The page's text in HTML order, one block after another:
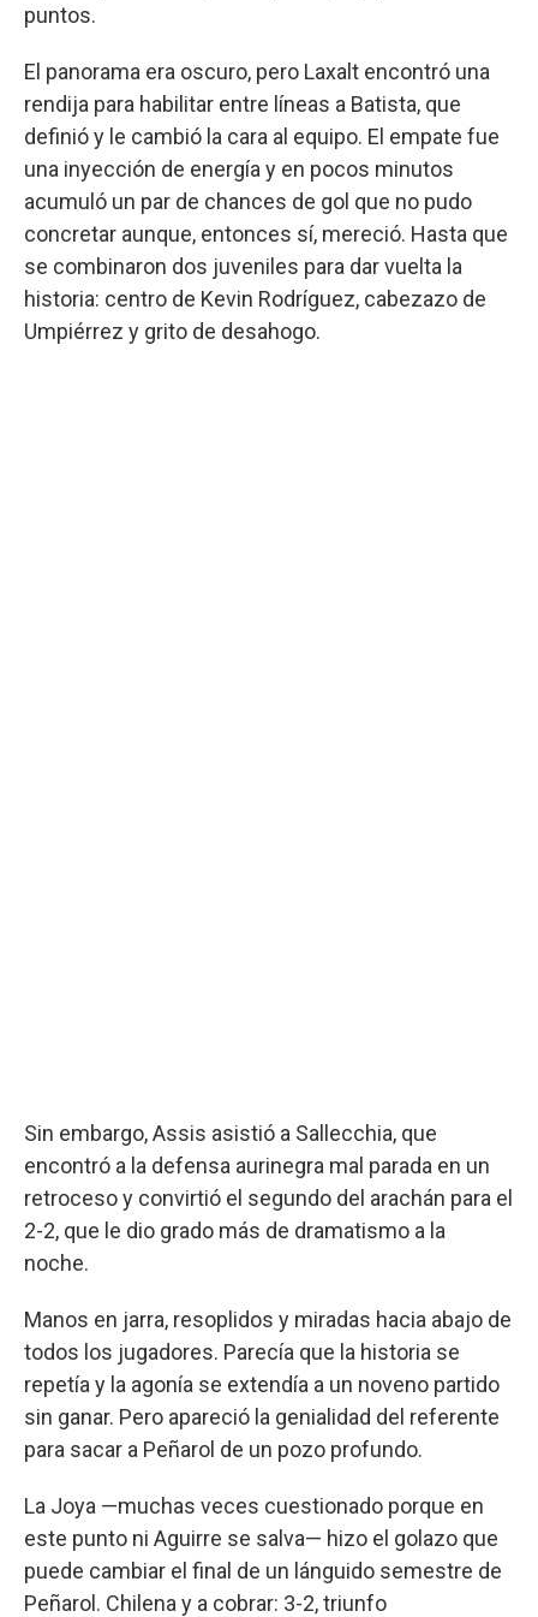
puntos.
El panorama era oscuro, pero Laxalt encontró una
rendija para habilitar entre líneas a Batista, que
definió y le cambió la cara al equipo. El empate fue
una inyección de energía y en pocos minutos
acumuló un par de chances de gol que no pudo
concretar aunque, entonces sí, mereció. Hasta que
se combinaron dos juveniles para dar vuelta la
historia: centro de Kevin Rodríguez, cabezazo de
Umpiérrez y grito de desahogo.
Sin embargo, Assis asistió a Sallecchia, que
encontró a la defensa aurinegra mal parada en un
retroceso y convirtió el segundo del arachán para el
2-2, que le dio grado más de dramatismo a la
noche.
Manos en jarra, resoplidos y miradas hacia abajo de
todos los jugadores. Parecía que la historia se
repetía y la agonía se extendía a un noveno partido
sin ganar. Pero apareció la genialidad del referente
para sacar a Peñarol de un pozo profundo.
La Joya —muchas veces cuestionado porque en
este punto ni Aguirre se salva— hizo el golazo que
puede cambiar el final de un lánguido semestre de
Peñarol. Chilena y a cobrar: 3-2, triunfo